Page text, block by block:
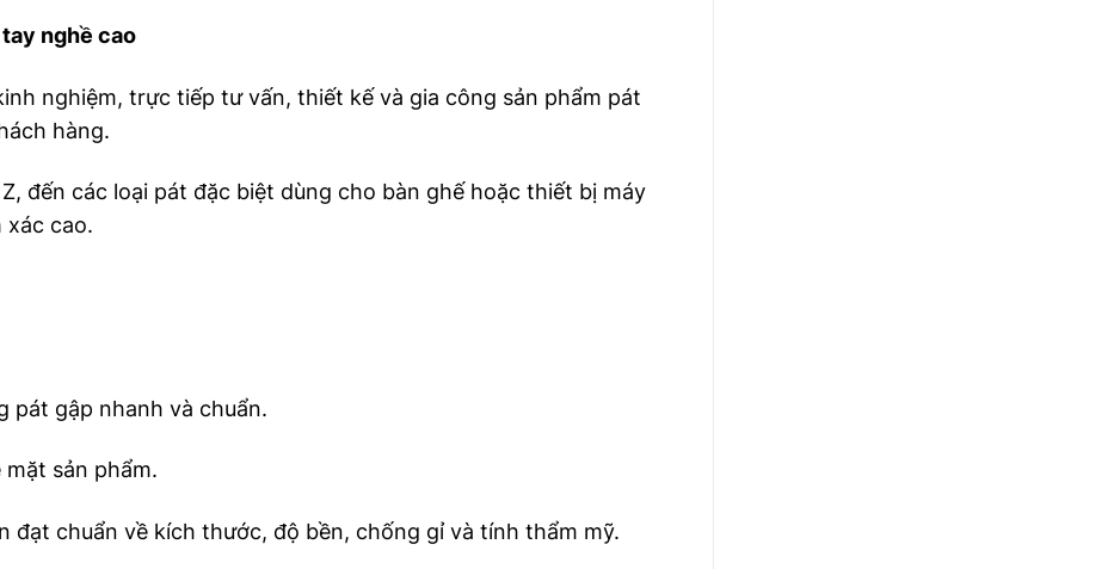
nghề cao
nghiệm, trực tiếp tư vấn, thiết kế và gia công sản phẩm pát
hàng.
đến các loại pát đặc biệt dùng cho bàn ghế hoặc thiết bị máy
xác cao.
pát gập nhanh và chuẩn.
sản phẩm.
đạt chuẩn về kích thước, độ bền, chống gỉ và tính thẩm mỹ.